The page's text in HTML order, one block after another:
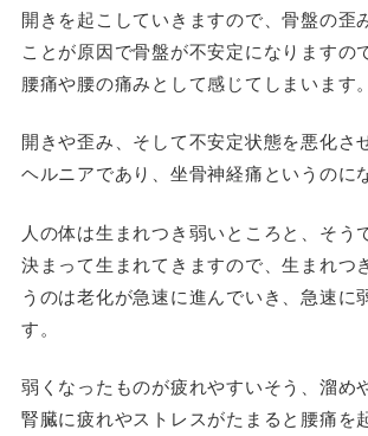
開きを起こしていきますので、骨盤の歪
ことが原因で骨盤が不安定になりますの
腰痛や腰の痛みとして感じてしまいます。
開きや歪み、そして不安定状態を悪化さ
ヘルニアであり、坐骨神経痛というのに
人の体は生まれつき弱いところと、そう
決まって生まれてきますので、生まれつ
うのは老化が急速に進んでいき、急速に
す。
弱くなったものが疲れやすいそう、溜め
腎臓に疲れやストレスがたまると腰痛を